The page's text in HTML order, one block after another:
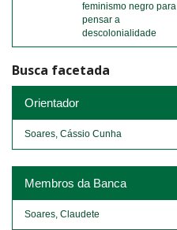
feminismo negro para
pensar a
descolonialidade
Busca facetada
Orientador
Soares, Cássio Cunha
Membros da Banca
Soares, Claudete